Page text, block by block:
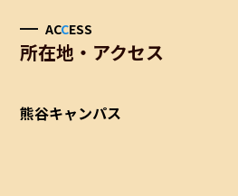
ACCESS
所在地・アクセス
熊谷キャンパス